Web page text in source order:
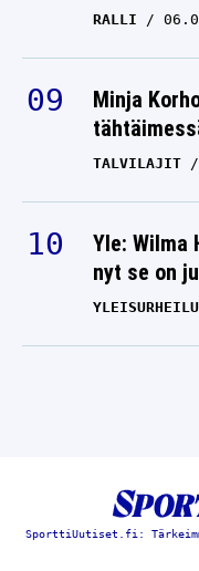
RALLI
Minja
TALVILAJIT
Yle: Wilma
nyt se on
YLEISURHEILU
SporttiUutiset.fi: